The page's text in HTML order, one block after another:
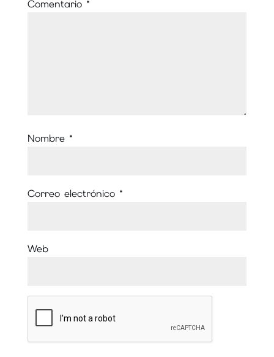
Comentario *
Nombre *
Correo electrónico *
Web